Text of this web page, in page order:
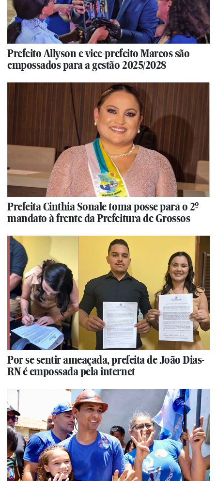
Prefeito Allyson e vice-prefeito Marcos são
empossados para a gestão 2025/2028
Prefeita Cinthia Sonale toma posse para o 2º
mandato à frente da Prefeitura de Grossos
Por se sentir ameaçada, prefeita de João Dias-
RN é empossada pela internet